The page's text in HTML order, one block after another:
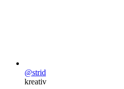
@strid
kreativ